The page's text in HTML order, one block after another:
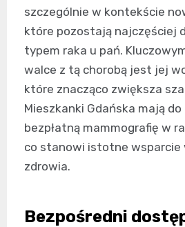
szczególnie w kontekście
które pozostają najczęściej
typem raka u pań.
walce z tą chorobą jest jej
które znacząco zwiększa
Mieszkanki Gdańska mają
bezpłatną mammografię w
co stanowi istotne wsparcie
zdrowia.
Bezpośredni